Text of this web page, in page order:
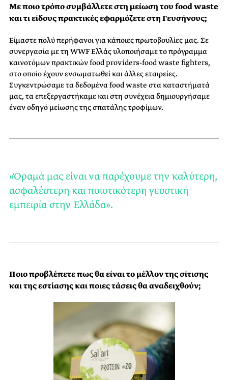
Με ποιο τρόπο συμβάλλετε στη μείωση του food waste
και τι είδους πρακτικές εφαρμόζετε στη Γευσήνους;
Είμαστε πολύ περήφανοι για κάποιες πρωτοβουλίες μας. Σε
συνεργασία με τη WWF Ελλάς υλοποιήσαμε το πρόγραμμα
καινοτόμων πρακτικών food providers-food waste fighters,
στο οποίο έχουν ενσωματωθεί και άλλες εταιρείες.
Συγκεντρώσαμε τα δεδομένα food waste στα καταστήματά
μας, τα επεξεργαστήκαμε και στη συνέχεια δημιουργήσαμε
έναν οδηγό μείωσης της σπατάλης τροφίμων.
«Όραμά μας είναι να παρέχουμε την καλύτερη,
ασφαλέστερη και ποιοτικότερη γευστική
εμπειρία στην Ελλάδα».
Ποιο προβλέπετε πως θα είναι το μέλλον της σίτισης
και της εστίασης και ποιες τάσεις θα αναδειχθούν;